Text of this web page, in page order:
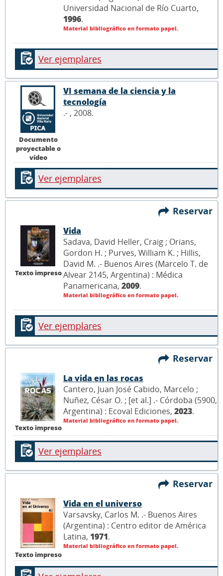
Universidad Nacional de Río Cuarto,
1996.
Material bibliográfico en formato papel.
Ver ejemplares
Documento
proyectable o
vídeo
VI semana de la ciencia y la
tecnología
.- , 2008.
Ver ejemplares
Reservar
Texto impreso
Vida
Sadava, David Heller, Craig ; Orians,
Gordon H. ; Purves, William K. ; Hillis,
David M. .- Buenos Aires (Marcelo T. de
Alvear 2145, Argentina) : Médica
Panamericana, 2009.
Material bibliográfico en formato papel.
Ver ejemplares
Reservar
Texto impreso
La vida en las rocas
Cantero, Juan José Cabido, Marcelo ;
Nuñez, César O. ; [et al.] .- Córdoba (5900,
Argentina) : Ecoval Ediciones, 2023.
Material bibliográfico en formato papel.
Ver ejemplares
Reservar
Texto impreso
Vida en el universo
Varsavsky, Carlos M. .- Buenos Aires
(Argentina) : Centro editor de América
Latina, 1971.
Material bibliográfico en formato papel.